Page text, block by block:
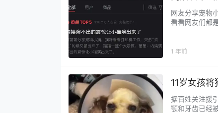
网友分享宠物
看看网友们都
1 年前
11岁女孩
据百姓关注援
颚和牙齿已经